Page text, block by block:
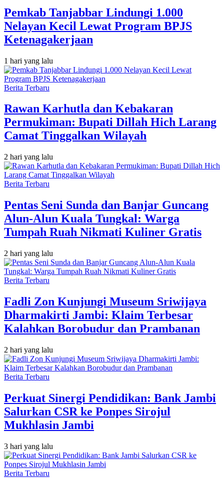
Pemkab Tanjabbar Lindungi 1.000
Nelayan Kecil Lewat Program BPJS
Ketenagakerjaan
1 hari yang lalu
Berita Terbaru
Rawan Karhutla dan Kebakaran
Permukiman: Bupati Dillah Hich Larang
Camat Tinggalkan Wilayah
2 hari yang lalu
Berita Terbaru
Pentas Seni Sunda dan Banjar Guncang
Alun-Alun Kuala Tungkal: Warga
Tumpah Ruah Nikmati Kuliner Gratis
2 hari yang lalu
Berita Terbaru
Fadli Zon Kunjungi Museum Sriwijaya
Dharmakirti Jambi: Klaim Terbesar
Kalahkan Borobudur dan Prambanan
2 hari yang lalu
Berita Terbaru
Perkuat Sinergi Pendidikan: Bank Jambi
Salurkan CSR ke Ponpes Sirojul
Mukhlasin Jambi
3 hari yang lalu
Berita Terbaru